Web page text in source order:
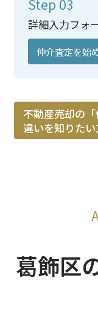
Step 03
詳細入力フォ
仲介査定を始
不動産売却の
違いを知りた
葛飾区